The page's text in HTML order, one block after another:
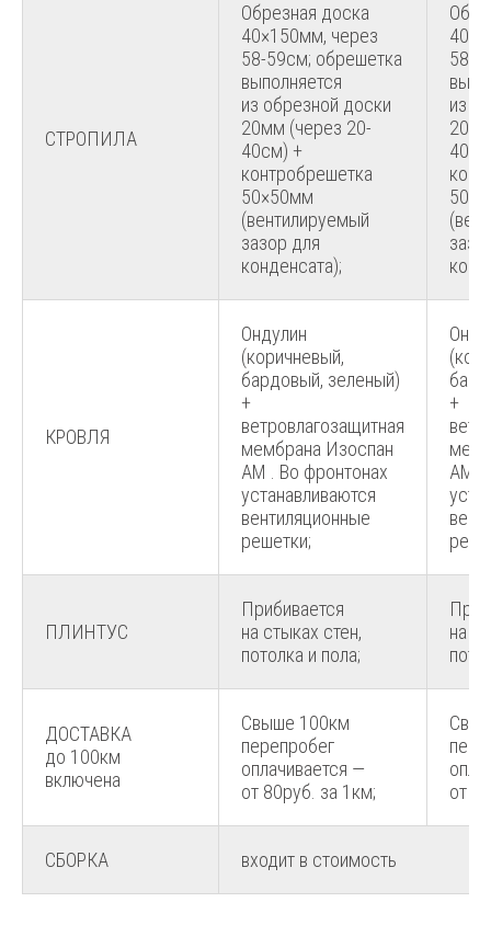
СТРОПИЛА
Обрезная доска
40×150мм, через
58-59см; обрешетка
выполняется
из обрезной доски
20мм (через 20-
40см) +
контробрешетка
50×50мм
(вентилируемый
зазор для
конденсата);
58-
из
КРОВЛЯ
Ондулин
(коричневый,
бардовый, зеленый)
+
ветровлагозащитная
мембрана Изоспан
АМ . Во фронтонах
устанавливаются
вентиляционные
решетки;
+
АМ .
ПЛИНТУС
Прибивается
на стыках стен,
потолка и пола;
на
ДОСТАВКА
до 100км
включена
Свыше 100км
перепробег
оплачивается —
от 80руб. за 1км;
от
СБОРКА входит в стоимость